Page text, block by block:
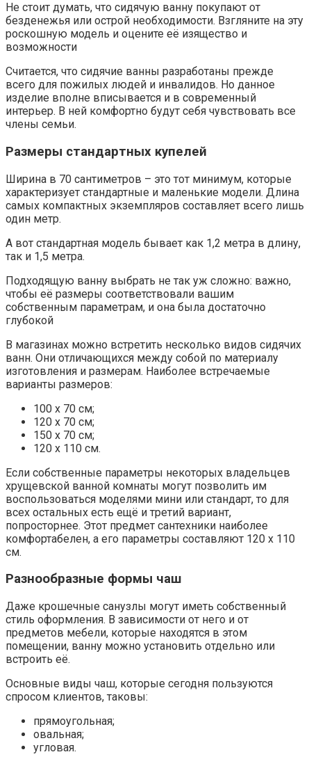
Не стоит думать, что сидячую ванну покупают от
безденежья или острой необходимости. Взгляните на эту
роскошную модель и оцените её изящество и
возможности
Считается, что сидячие ванны разработаны прежде
всего для пожилых людей и инвалидов. Но данное
изделие вполне вписывается и в современный
интерьер. В ней комфортно будут себя чувствовать все
члены семьи.
Размеры стандартных купелей
Ширина в 70 сантиметров – это тот минимум, которые
характеризует стандартные и маленькие модели. Длина
самых компактных экземпляров составляет всего лишь
один метр.
А вот стандартная модель бывает как 1,2 метра в длину,
так и 1,5 метра.
Подходящую ванну выбрать не так уж сложно: важно,
чтобы её размеры соответствовали вашим
собственным параметрам, и она была достаточно
глубокой
В магазинах можно встретить несколько видов сидячих
ванн. Они отличающихся между собой по материалу
изготовления и размерам. Наиболее встречаемые
варианты размеров:
100 х 70 см;
120 х 70 см;
150 х 70 см;
120 х 110 см.
Если собственные параметры некоторых владельцев
хрущевской ванной комнаты могут позволить им
воспользоваться моделями мини или стандарт, то для
всех остальных есть ещё и третий вариант,
попросторнее. Этот предмет сантехники наиболее
комфортабелен, а его параметры составляют 120 х 110
см.
Разнообразные формы чаш
Даже крошечные санузлы могут иметь собственный
стиль оформления. В зависимости от него и от
предметов мебели, которые находятся в этом
помещении, ванну можно установить отдельно или
встроить её.
Основные виды чаш, которые сегодня пользуются
спросом клиентов, таковы:
прямоугольная;
овальная;
угловая.